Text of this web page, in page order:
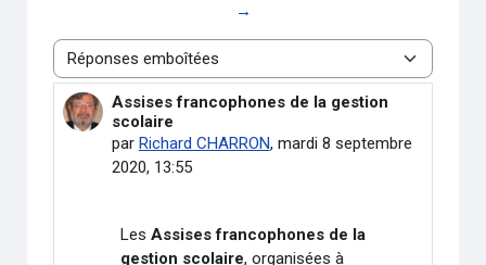
→
Type d’affichage
Assises francophones de la gestion
scolaire
par Richard CHARRON, mardi 8 septembre
2020, 13:55
Nombre de réponses : 0
LesAssises francophones de la
gestion scolaire, organisées à